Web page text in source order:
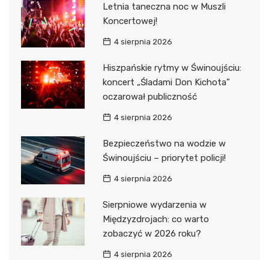
Letnia taneczna noc w Muszli
Koncertowej!
4 sierpnia 2026
Hiszpańskie rytmy w Świnoujściu:
koncert „Śladami Don Kichota”
oczarował publiczność
4 sierpnia 2026
Bezpieczeństwo na wodzie w
Świnoujściu – priorytet policji!
4 sierpnia 2026
Sierpniowe wydarzenia w
Międzyzdrojach: co warto
zobaczyć w 2026 roku?
4 sierpnia 2026